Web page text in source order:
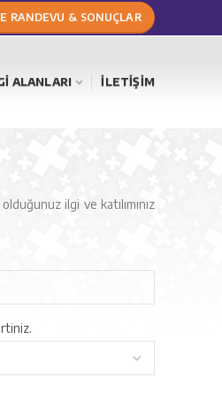
RANDEVU & SONUÇLAR
ALANLARI İLETIŞIM
ilgi ve katılımınız